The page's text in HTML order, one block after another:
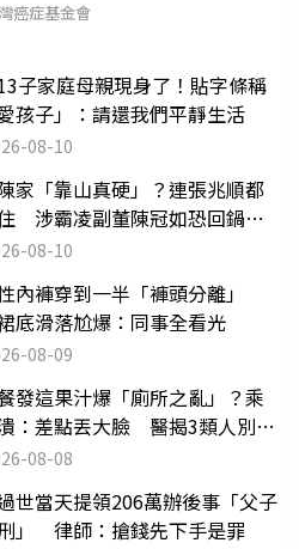
癌症基金會
子家庭母親現身了！貼字條稱
愛孩子」：請還我們平靜生活
08-10
家「靠山真硬」？連張兆順都
涉霸凌副董陳冠如恐回鍋國
08-10
內褲穿到一半「褲頭分離」
底滑落尬爆：同事全看光
08-09
發這果汁爆「廁所之亂」？乘
：差點丟大臉 醫揭3類人別亂
08-08
世當天提領206萬辦後事「父子
」 律師：搶錢先下手是罪